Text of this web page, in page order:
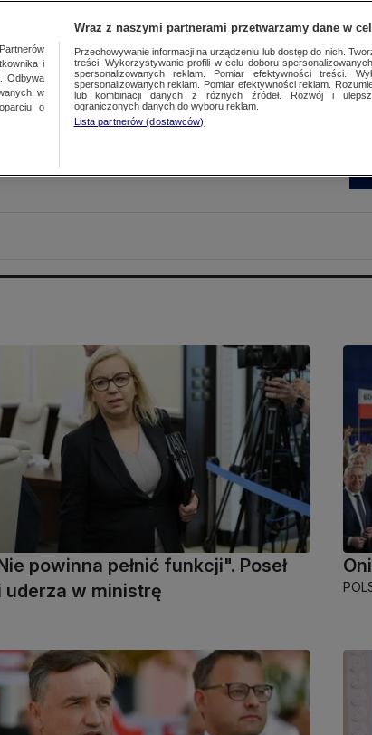
powinna pełnić funkcji". Poseł
uderza w ministrę
i
Odbywa
w
o
Wraz z naszymi partnerami przetwarzamy dane w
Przechowywanie informacji na urządzeniu lub dostęp do nich.
treści. Wykorzystywanie profili w celu doboru
spersonalizowanych reklam. Pomiar efektywności treści.
spersonalizowanych reklam. Pomiar efektywności reklam.
lub kombinacji danych z różnych źródeł. Rozwój i
ograniczonych danych do wyboru reklam.
Lista partnerów (dostawców)